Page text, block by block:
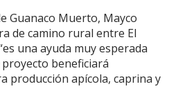
Guanaco Muerto, Mayco
de camino rural entre El
una ayuda muy esperada
beneficiará
producción apícola, caprina y